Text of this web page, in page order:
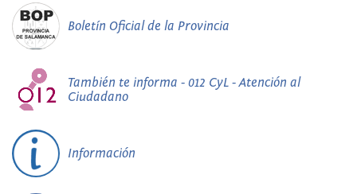
Boletín Oficial de la Provincia
También te informa - 012 CyL - Atención al
Ciudadano
Información